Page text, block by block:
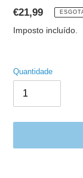
Preço
normal
€21,99
Imposto incluído.
Quantidade